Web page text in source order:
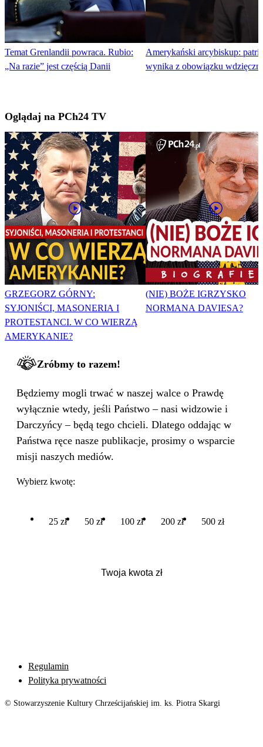
Temat Grenlandii powraca. Rubio:
„Na razie” jest częścią Danii
Amerykański arcybiskup:
wynika z obowiązku
Oglądaj na PCh24 TV
GRZEGORZ GÓRNY:
SYJONIŚCI, MASONERIA I
PROTESTANCI. W CO WIERZĄ
AMERYKANIE?
(NIE) BOŻE IGRZYSKO
NORMANA DAVIESA?
Zróbmy to razem!
Będziemy mogli trwać w naszej walce o Prawdę
wyłącznie wtedy, jeśli Państwo – nasi widzowie i
Darczyńcy – będą tego chcieli. Dlatego oddając w
Państwa ręce nasze publikacje, prosimy o wsparcie
misji naszych mediów.
Wybierz kwotę:
25 zł 50 zł 100 zł 200 zł 500 zł
Regulamin
Polityka prywatności
© Stowarzyszenie Kultury Chrześcijańskiej im. ks. Piotra Skargi